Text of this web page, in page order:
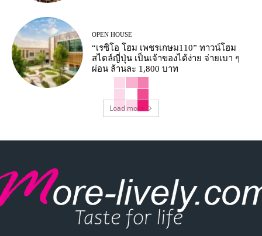
OPEN HOUSE
“เรซิโอ โฮม เพชรเกษม110” ทาวน์โฮม
สไตล์ญี่ปุ่น เป็นเจ้าของได้ง่าย จ่ายเบา ๆ
ผ่อน ล้านละ 1,800 บาท
Load more